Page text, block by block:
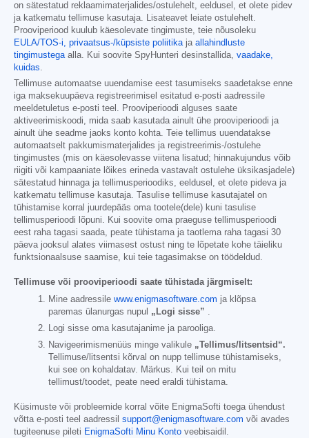
on sätestatud reklaamimaterjalides/ostulehelt, eeldusel, et olete pidev
ja katkematu tellimuse kasutaja. Lisateavet leiate ostulehelt.
Prooviperiood kuulub käesolevate tingimuste, teie nõusoleku
EULA/TOS-i, privaatsus-/küpsiste poliitikaja allahindluste
tingimustegaalla. Kui soovite SpyHunteri desinstallida, vaadake,
kuidas.
Tellimuse automaatse uuendamise eest tasumiseks saadetakse enne
iga maksekuupäeva registreerimisel esitatud e-posti aadressile
meeldetuletus e-posti teel. Prooviperioodi alguses saate
aktiveerimiskoodi, mida saab kasutada ainult ühe prooviperioodi ja
ainult ühe seadme jaoks konto kohta. Teie tellimus uuendatakse
automaatselt pakkumismaterjalides ja registreerimis-/ostulehe
tingimustes (mis on käesolevasse viitena lisatud; hinnakujundus võib
riigiti või kampaaniate lõikes erineda vastavalt ostulehe üksikasjadele)
sätestatud hinnaga ja tellimusperioodiks, eeldusel, et olete pideva ja
katkematu tellimuse kasutaja. Tasulise tellimuse kasutajatel on
tühistamise korral juurdepääs oma tootele(dele) kuni tasulise
tellimusperioodi lõpuni. Kui soovite oma praeguse tellimusperioodi
eest raha tagasi saada, peate tühistama ja taotlema raha tagasi 30
päeva jooksul alates viimasest ostust ning te lõpetate kohe täieliku
funktsionaalsuse saamise, kui teie tagasimakse on töödeldud.
Tellimuse või prooviperioodi saate tühistada järgmiselt:
Mine aadressile www.enigmasoftware.com ja klõpsa
paremas ülanurgas nupul „Logi sisse”
Logi sisse oma kasutajanime ja parooliga.
Navigeerimismenüüs minge valikule „Tellimus/litsentsid“.
Tellimuse/litsentsi kõrval on nupp tellimuse tühistamiseks,
kui see on kohaldatav. Märkus. Kui teil on mitu
tellimust/toodet, peate need eraldi tühistama.
Küsimuste või probleemide korral võite EnigmaSofti toega ühendust
võtta e-posti teel aadressil support@enigmasoftware.com või avades
tugiteenuse pileti EnigmaSofti Minu Konto veebisaidil.